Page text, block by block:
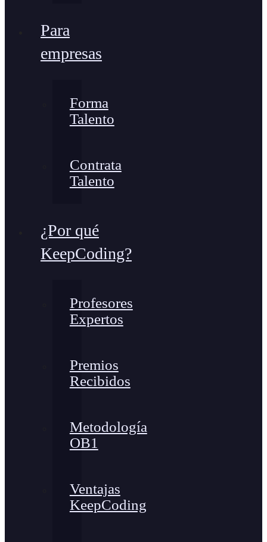
Para
empresas
Forma
Talento
Contrata
Talento
¿Por qué
KeepCoding?
Profesores
Expertos
Premios
Recibidos
Metodología
OB1
Ventajas
KeepCoding